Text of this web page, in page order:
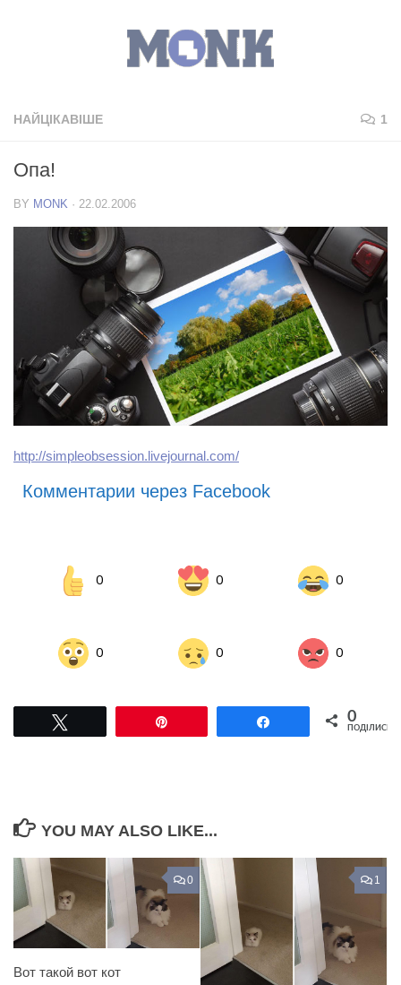
НАЙЦІКАВІШЕ 1
Опа!
BY MONK · 22.02.2006
http://simpleobsession.livejournal.com/
Комментарии через Facebook
0 0 0
0 0 0
Поділитися0
ПОДІЛИСЬ
YOU MAY ALSO LIKE...
0
Вот такой вот кот
1